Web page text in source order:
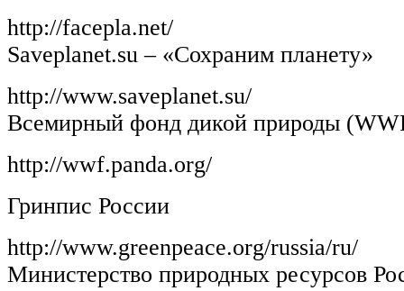
http://facepla.net/
Saveplanet.su – «Сохраним планету»
http://www.saveplanet.su/
Всемирный фонд дикой природы
http://wwf.panda.org/
Гринпис России
http://www.greenpeace.org/russia/ru/
Министерство природных ресурсов